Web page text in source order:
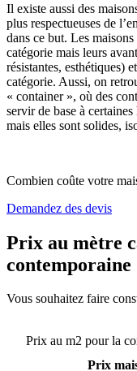
Il existe aussi des
plus respectueuses de
dans ce but. Les
catégorie mais leurs
résistantes, esthétiques)
catégorie. Aussi, on
« container », où des
servir de base à
mais elles sont solides,
Combien coûte votre
Demandez des devis
Prix au mètre
contemporaine
Vous souhaitez faire
Prix au m2 pour la
Prix